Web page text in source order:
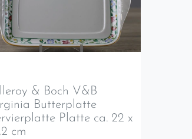
& Boch V&B
Butterplatte
Platte ca. 22 x
cm